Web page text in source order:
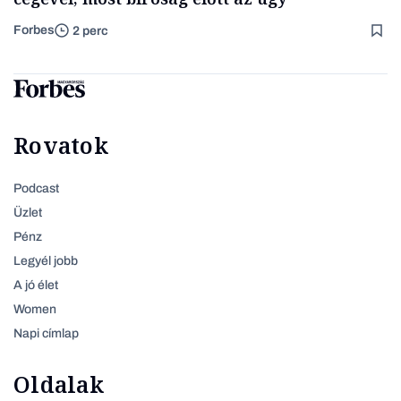
Forbes 2 perc
Rovatok
Podcast
Üzlet
Pénz
Legyél jobb
A jó élet
Women
Napi címlap
Oldalak